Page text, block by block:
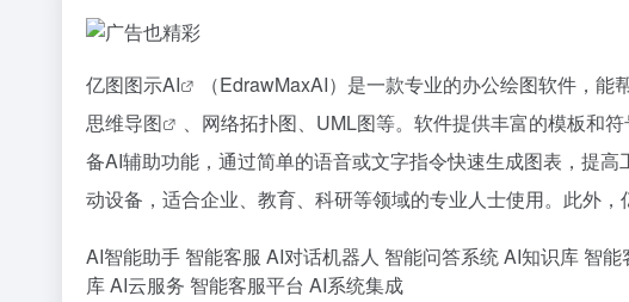
亿图图示AI
（EdrawMaxAI）是一款专业的办公绘图软件，
思维导图
、网络拓扑图、UML图等。软件提供丰富的模板和
备AI辅助功能，通过简单的语音或文字指令快速生成图表，提
动设备，适合企业、教育、科研等领域的专业人士使用。此外
AI智能助手 智能客服 AI对话机器人 智能问答系统AI知识库 智能
库AI云服务 智能客服平台 AI系统集成